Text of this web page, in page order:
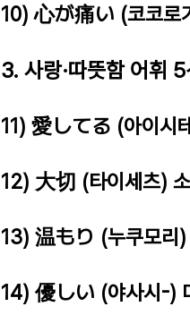
10) 心が痛い (코코로
3. 사랑·따뜻함 어휘 5
11) 愛してる (아이시
12) 大切 (타이세츠)
13) 温もり (누쿠모리)
14) 優しい (야사시-)